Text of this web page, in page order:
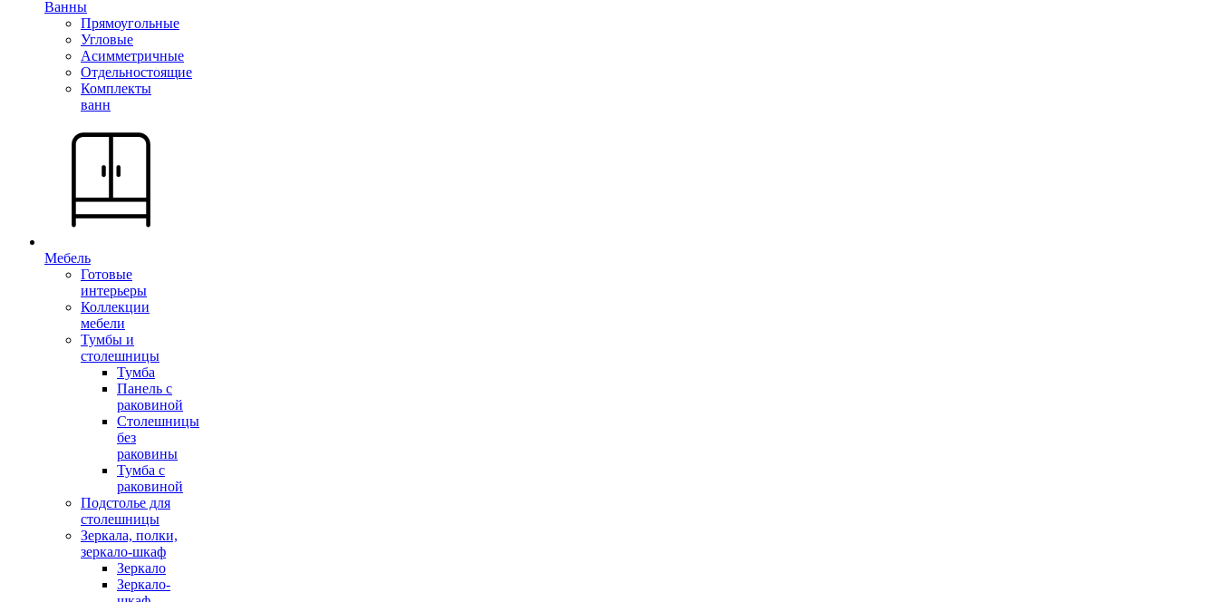
Ванны
Прямоугольные
Угловые
Асимметричные
Отдельностоящие
Комплекты
ванн
Мебель
Готовые
интерьеры
Коллекции
мебели
Тумбы и
столешницы
Тумба
Панель с
раковиной
Столешницы
без
раковины
Тумба с
раковиной
Подстолье для
столешницы
Зеркала, полки,
зеркало-шкаф
Зеркало
Зеркало-